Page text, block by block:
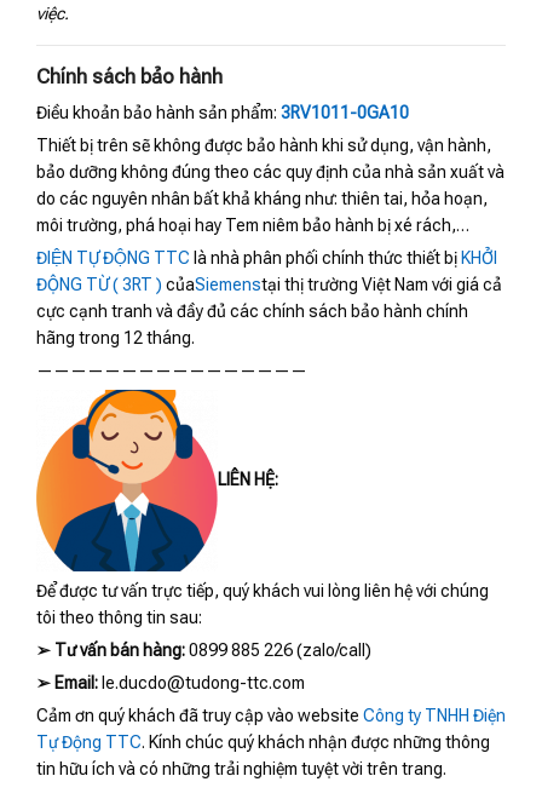
việc.
Chính sách bảo hành
Điều khoản bảo hành sản phẩm: 3RV1011-0GA10
Thiết bị trên sẽ không được bảo hành khi sử dụng, vận hành,
bảo dưỡng không đúng theo các quy định của nhà sản xuất và
do các nguyên nhân bất khả kháng như: thiên tai, hỏa hoạn,
môi trường, phá hoại hay Tem niêm bảo hành bị xé rách,…
ĐIỆN TỰ ĐỘNG TTC là nhà phân phối chính thức thiết bị KHỞI
ĐỘNG TỪ ( 3RT ) củaSiemenstại thị trường Việt Nam với giá cả
cực cạnh tranh và đầy đủ các chính sách bảo hành chính
hãng trong 12 tháng.
————————————————
LIÊN HỆ:
Để được tư vấn trực tiếp, quý khách vui lòng liên hệ với chúng
tôi theo thông tin sau:
➢ Tư vấn bán hàng:0899 885 226 (zalo/call)
➢ Email: le.ducdo@tudong-ttc.com
Cảm ơn quý khách đã truy cập vào website Công ty TNHH Điện
Tự Động TTC. Kính chúc quý khách nhận được những thông
tin hữu ích và có những trải nghiệm tuyệt vời trên trang.